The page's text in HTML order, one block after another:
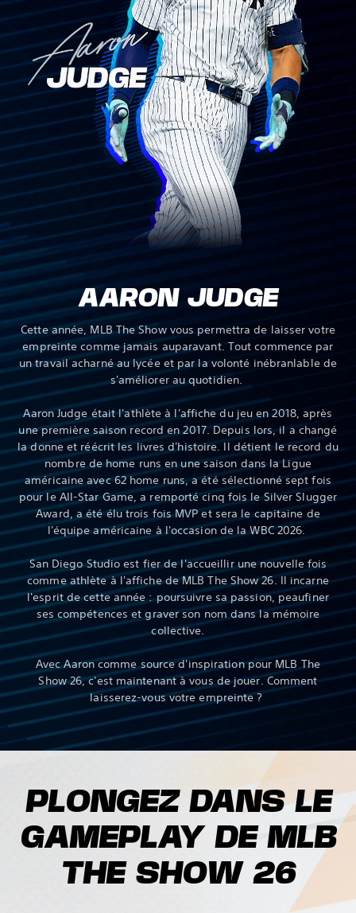
AARON JUDGE
Cette année, MLB The Show vous permettra de laisser votre
empreinte comme jamais auparavant. Tout commence par
un travail acharné au lycée et par la volonté inébranlable de
s'améliorer au quotidien.
Aaron Judge était l'athlète à l'affiche du jeu en 2018, après
une première saison record en 2017. Depuis lors, il a changé
la donne et réécrit les livres d'histoire. Il détient le record du
nombre de home runs en une saison dans la Ligue
américaine avec 62 home runs, a été sélectionné sept fois
pour le All-Star Game, a remporté cinq fois le Silver Slugger
Award, a été élu trois fois MVP et sera le capitaine de
l'équipe américaine à l'occasion de la WBC 2026.
San Diego Studio est fier de l'accueillir une nouvelle fois
comme athlète à l'affiche de MLB The Show 26. Il incarne
l'esprit de cette année : poursuivre sa passion, peaufiner
ses compétences et graver son nom dans la mémoire
collective.
Avec Aaron comme source d'inspiration pour MLB The
Show 26, c'est maintenant à vous de jouer. Comment
laisserez-vous votre empreinte ?
PLONGEZ DANS LE
GAMEPLAY DE MLB
THE SHOW 26